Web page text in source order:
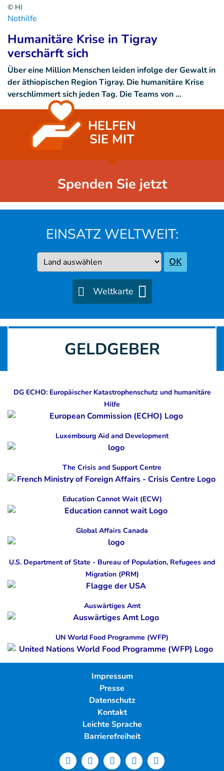
© HI
Nothilfe
Humanitäre Krise in Tigray
verschärft sich
Über eine Million Menschen leiden infolge der Gewalt in
der äthiopischen Region Tigray. Die humanitäre Krise
verschlimmert sich jeden Tag. Die Teams von …
HELFEN
SIE MIT
Spenden Sie jetzt
EINSATZ WELTWEIT:
Country OK
Weltkarte
GELDGEBER
DG ECHO: Europäischer Katastrophenschutz und humanitäre
Hilfe
Luxembourg Aid and Development
The Crisis and Support Centre
Education Cannot Wait (ECW)
Global Affairs Canada
U.S. Department of State - Bureau of Population, Refugees and
Migration (PRM)
Auswärtiges Amt
UN World Food Programme (WFP)
Impressum
Presse
Datenschutz
Kontakt
Leichte Sprache
Barrierefreiheit